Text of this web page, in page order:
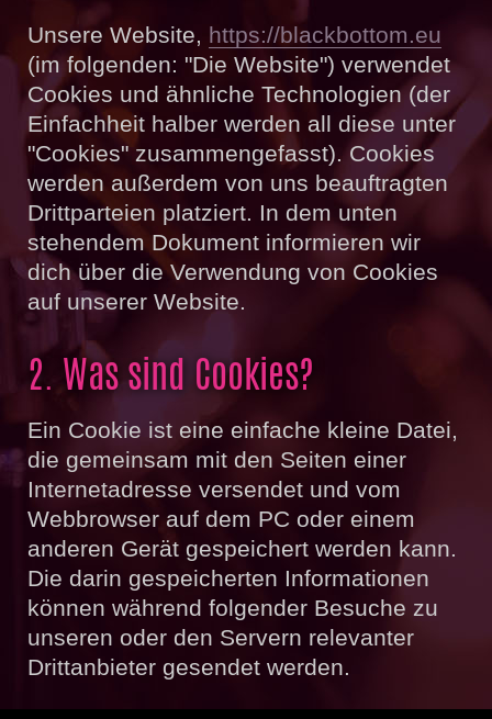
Unsere Website, https://blackbottom.eu
(im folgenden: "Die Website") verwendet
Cookies und ähnliche Technologien (der
Einfachheit halber werden all diese unter
"Cookies" zusammengefasst). Cookies
werden außerdem von uns beauftragten
Drittparteien platziert. In dem unten
stehendem Dokument informieren wir
dich über die Verwendung von Cookies
auf unserer Website.
2. Was sind Cookies?
Ein Cookie ist eine einfache kleine Datei,
die gemeinsam mit den Seiten einer
Internetadresse versendet und vom
Webbrowser auf dem PC oder einem
anderen Gerät gespeichert werden kann.
Die darin gespeicherten Informationen
können während folgender Besuche zu
unseren oder den Servern relevanter
Drittanbieter gesendet werden.